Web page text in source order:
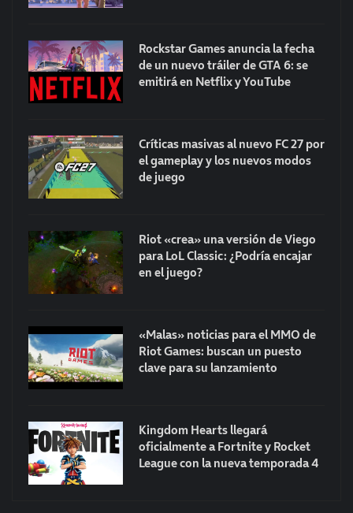
Rockstar Games anuncia la fecha
de un nuevo tráiler de GTA 6: se
emitirá en Netflix y YouTube
Críticas masivas al nuevo FC 27 por
el gameplay y los nuevos modos
de juego
Riot «crea» una versión de Viego
para LoL Classic: ¿Podría encajar
en el juego?
«Malas» noticias para el MMO de
Riot Games: buscan un puesto
clave para su lanzamiento
Kingdom Hearts llegará
oficialmente a Fortnite y Rocket
League con la nueva temporada 4